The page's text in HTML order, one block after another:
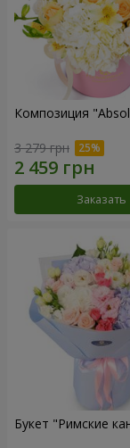
Композиция
3 279 грн
Заказать
Букет "Римские